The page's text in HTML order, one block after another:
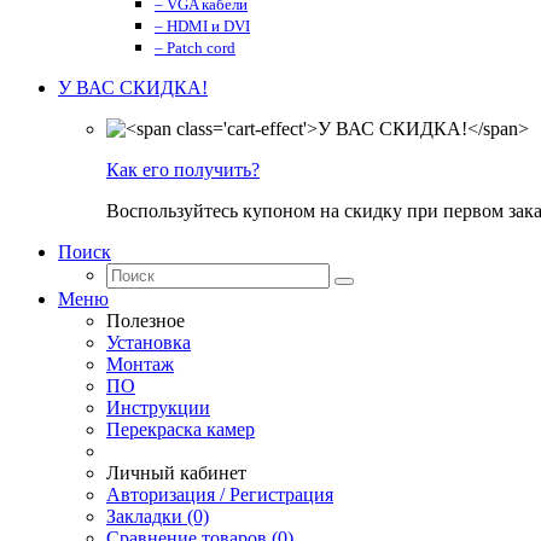
– VGA кабели
– HDMI и DVI
– Patch cord
У ВАС СКИДКА!
Как его получить?
Воспользуйтесь купоном на скидку при первом
Поиск
Меню
Полезное
Установка
Монтаж
ПО
Инструкции
Перекраска камер
Личный кабинет
Авторизация / Регистрация
Закладки (0)